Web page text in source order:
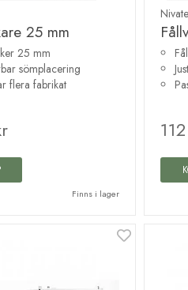
25 mm
25 mm
sömplacering
flera fabrikat
Finns i lager